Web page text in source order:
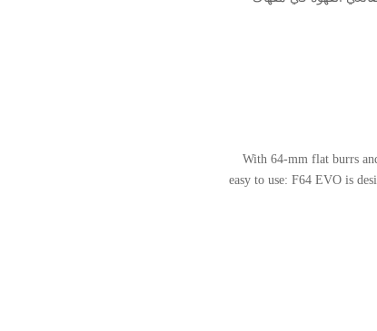
With 64-mm flat burrs
easy to use: F64 EVO is